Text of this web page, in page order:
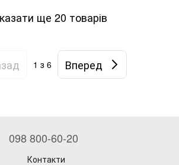
ще 20 товарів
1 з 6 Вперед
098 800-60-20
Контакти